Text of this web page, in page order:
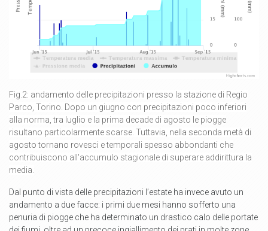
Fig.2: andamento delle precipitazioni presso la stazione di Regio
Parco, Torino. Dopo un giugno con precipitazioni poco inferiori
alla norma, tra luglio e la prima decade di agosto le piogge
risultano particolarmente scarse. Tuttavia, nella seconda metà di
agosto tornano rovesci e temporali spesso abbondanti che
contribuiscono all'accumulo stagionale di superare addirittura la
media.
Dal punto di vista delle precipitazioni l’estate ha invece avuto un
andamento a due facce: i primi due mesi hanno sofferto una
penuria di piogge che ha determinato un drastico calo delle portate